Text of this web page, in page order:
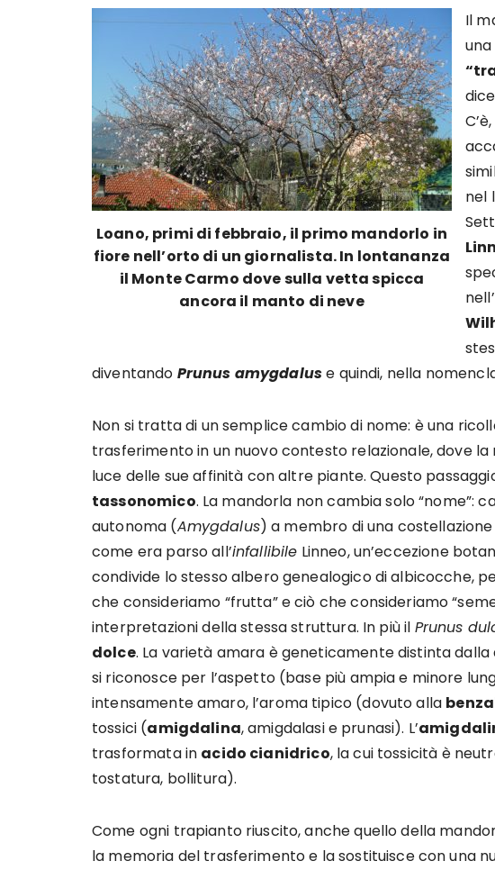
Loano, primi di febbraio, il primo mandorlo in
fiore nell’orto di un giornalista. In lontananza
il Monte Carmo dove sulla vetta spicca
ancora il manto di neve
Il
dice
nel
diventando Prunus amygdaluse quindi, nella
Non si tratta di un semplice cambio di nome: è una
trasferimento in un nuovo contesto relazionale, dove
luce delle sue affinità con altre piante. Questo
tassonomico. La mandorla non cambia solo “nome”:
autonoma (Amygdalus) a membro di una
come era parso all’infallibile Linneo, un’eccezione
condivide lo stesso albero genealogico di albicocche,
che consideriamo “frutta” e ciò che consideriamo
interpretazioni della stessa struttura. In più il Prunus
dolce. La varietà amara è geneticamente distinta
si riconosce per l’aspetto (base più ampia e minore
intensamente amaro, l’aroma tipico (dovuto alla
tossici (amigdalina, amigdalasi e prunasi). L’
trasformata in acido cianidrico, la cui tossicità è
tostatura, bollitura).
Come ogni trapianto riuscito, anche quello della
la memoria del trasferimento e la sostituisce con una